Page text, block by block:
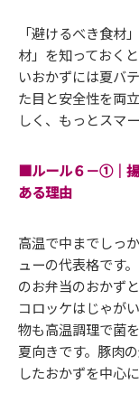
「避けるべき食材
材」を知っておく
いおかずには夏バ
た目と安全性を両
しく、もっとスマ
■ルール６－①｜揚
ある理由
高温で中までしっ
ューの代表格です
のお弁当のおかず
コロッケはじゃが
物も高温調理で菌
夏向きです。豚肉
したおかずを中心